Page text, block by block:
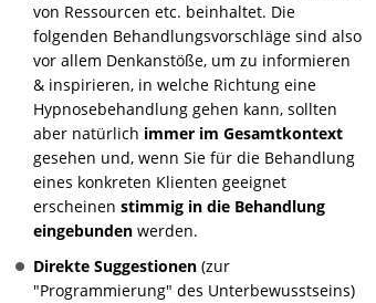
von Ressourcen etc. beinhaltet. Die
folgenden Behandlungsvorschläge sind also
vor allem Denkanstöße, um zu informieren
& inspirieren, in welche Richtung eine
Hypnosebehandlung gehen kann, sollten
aber natürlich immer im Gesamtkontext
gesehen und, wenn Sie für die Behandlung
eines konkreten Klienten geeignet
erscheinen stimmig in die Behandlung
eingebunden werden.
Direkte Suggestionen (zur
"Programmierung" des Unterbewusstseins)